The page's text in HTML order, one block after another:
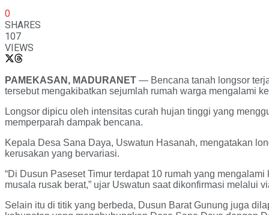
0
SHARES
107
VIEWS
PAMEKASAN, MADURANET — Bencana tanah longsor
tersebut mengakibatkan sejumlah rumah warga mengalami
Longsor dipicu oleh intensitas curah hujan tinggi yang
memperparah dampak bencana.
Kepala Desa Sana Daya, Uswatun Hasanah, mengatakan
kerusakan yang bervariasi.
“Di Dusun Paseset Timur terdapat 10 rumah yang
musala rusak berat,” ujar Uswatun saat dikonfirmasi melalui
Selain itu di titik yang berbeda, Dusun Barat Gunung juga